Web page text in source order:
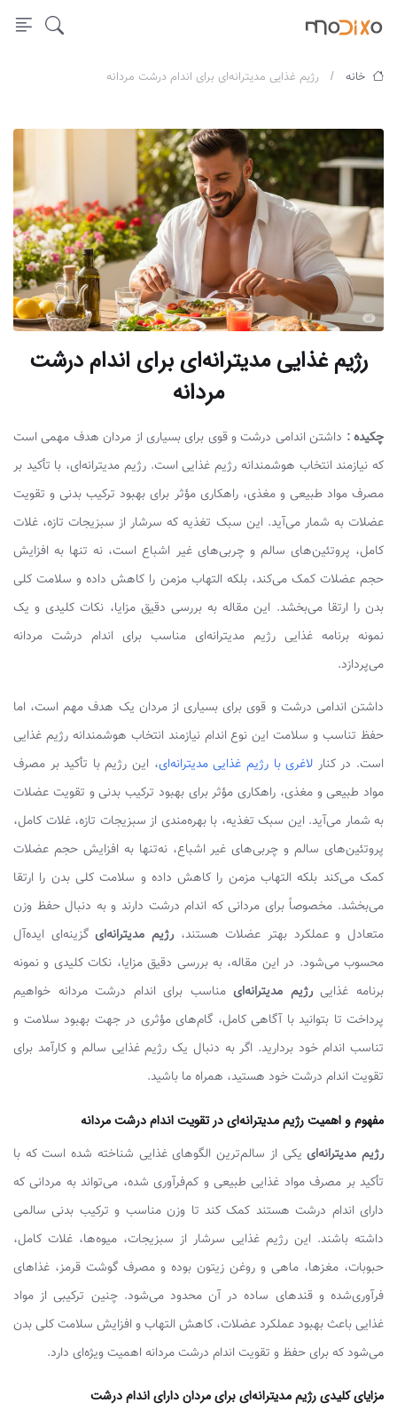
خانه رژیم غذایی مدیترانه‌ای برای اندام درشت مردانه
رژیم غذایی مدیترانه‌ای برای اندام درشت
مردانه
چکیده : داشتن اندامی درشت و قوی برای بسیاری از مردان هدف مهمی است
که نیازمند انتخاب هوشمندانه رژیم غذایی است. رژیم مدیترانه‌ای، با تأکید بر
مصرف مواد طبیعی و مغذی، راهکاری مؤثر برای بهبود ترکیب بدنی و تقویت
عضلات به شمار می‌آید. این سبک تغذیه که سرشار از سبزیجات تازه، غلات
کامل، پروتئین‌های سالم و چربی‌های غیر اشباع است، نه تنها به افزایش
حجم عضلات کمک می‌کند، بلکه التهاب مزمن را کاهش داده و سلامت کلی
بدن را ارتقا می‌بخشد. این مقاله به بررسی دقیق مزایا، نکات کلیدی و یک
نمونه برنامه غذایی رژیم مدیترانه‌ای مناسب برای اندام درشت مردانه
می‌پردازد.
داشتن اندامی درشت و قوی برای بسیاری از مردان یک هدف مهم است، اما
حفظ تناسب و سلامت این نوع اندام نیازمند انتخاب هوشمندانه رژیم غذایی
است. در کنار لاغری با رژیم غذایی مدیترانه‌ای، این رژیم با تأکید بر مصرف
مواد طبیعی و مغذی، راهکاری مؤثر برای بهبود ترکیب بدنی و تقویت عضلات
به شمار می‌آید. این سبک تغذیه، با بهره‌مندی از سبزیجات تازه، غلات کامل،
پروتئین‌های سالم و چربی‌های غیر اشباع، نه‌تنها به افزایش حجم عضلات
کمک می‌کند بلکه التهاب مزمن را کاهش داده و سلامت کلی بدن را ارتقا
می‌بخشد. مخصوصاً برای مردانی که اندام درشت دارند و به دنبال حفظ وزن
متعادل و عملکرد بهتر عضلات هستند، رژیم مدیترانه‌ایگزینه‌ای ایده‌آل
محسوب می‌شود. در این مقاله، به بررسی دقیق مزایا، نکات کلیدی و نمونه
برنامه غذاییرژیم مدیترانه‌ایمناسب برای اندام درشت مردانه خواهیم
پرداخت تا بتوانید با آگاهی کامل، گام‌های مؤثری در جهت بهبود سلامت و
تناسب اندام خود بردارید. اگر به دنبال یک رژیم غذایی سالم و کارآمد برای
تقویت اندام درشت خود هستید، همراه ما باشید.
مفهوم و اهمیت رژیم مدیترانه‌ای در تقویت اندام درشت مردانه
رژیم مدیترانه‌اییکی از سالم‌ترین الگوهای غذایی شناخته شده است که با
تأکید بر مصرف مواد غذایی طبیعی و کم‌فرآوری شده، می‌تواند به مردانی که
دارای اندام درشت هستند کمک کند تا وزن مناسب و ترکیب بدنی سالمی
داشته باشند. این رژیم غذایی سرشار از سبزیجات، میوه‌ها، غلات کامل،
حبوبات، مغزها، ماهی و روغن زیتون بوده و مصرف گوشت قرمز، غذاهای
فرآوری‌شده و قندهای ساده در آن محدود می‌شود. چنین ترکیبی از مواد
غذایی باعث بهبود عملکرد عضلات، کاهش التهاب و افزایش سلامت کلی بدن
می‌شود که برای حفظ و تقویت اندام درشت مردانه اهمیت ویژه‌ای دارد.
مزایای کلیدی رژیم مدیترانه‌ای برای مردان دارای اندام درشت